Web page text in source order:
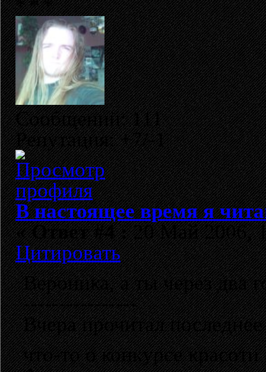
Сообщений: 111
Репутация: +7/-1
В настоящее время я
«Ответ #4 :20 Май 2006,
Цитировать
Вероника, а ты через два
----------------
Вчера прочитал
что-то о конкурсе